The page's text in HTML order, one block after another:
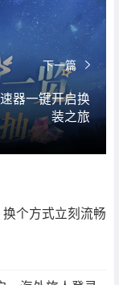
下一篇
器一键开启换
装之旅
个方式立刻流畅